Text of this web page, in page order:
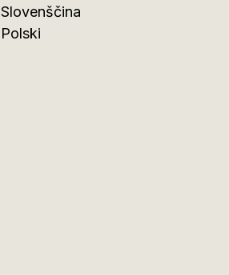
Slovenščina
Polski